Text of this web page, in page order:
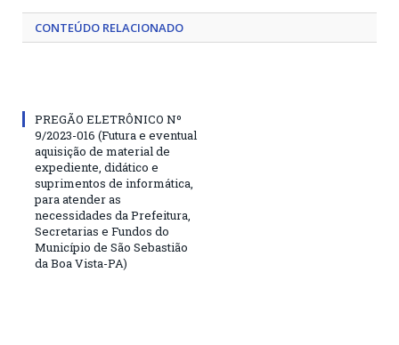
CONTEÚDO RELACIONADO
PREGÃO ELETRÔNICO Nº
9/2023-016 (Futura e eventual
aquisição de material de
expediente, didático e
suprimentos de informática,
para atender as
necessidades da Prefeitura,
Secretarias e Fundos do
Município de São Sebastião
da Boa Vista-PA)